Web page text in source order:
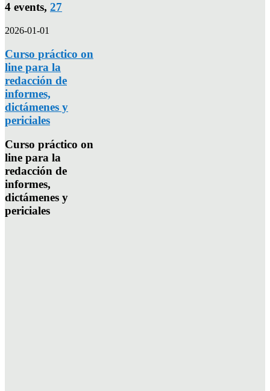
4 events, 27
2026-01-01
Curso práctico on
line para la
redacción de
informes,
dictámenes y
periciales
Curso práctico on
line para la
redacción de
informes,
dictámenes y
periciales